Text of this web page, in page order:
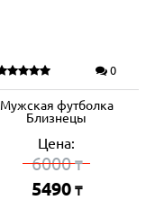
0
Мужская футболка
Близнецы
Цена:
6000₸
5490 ₸